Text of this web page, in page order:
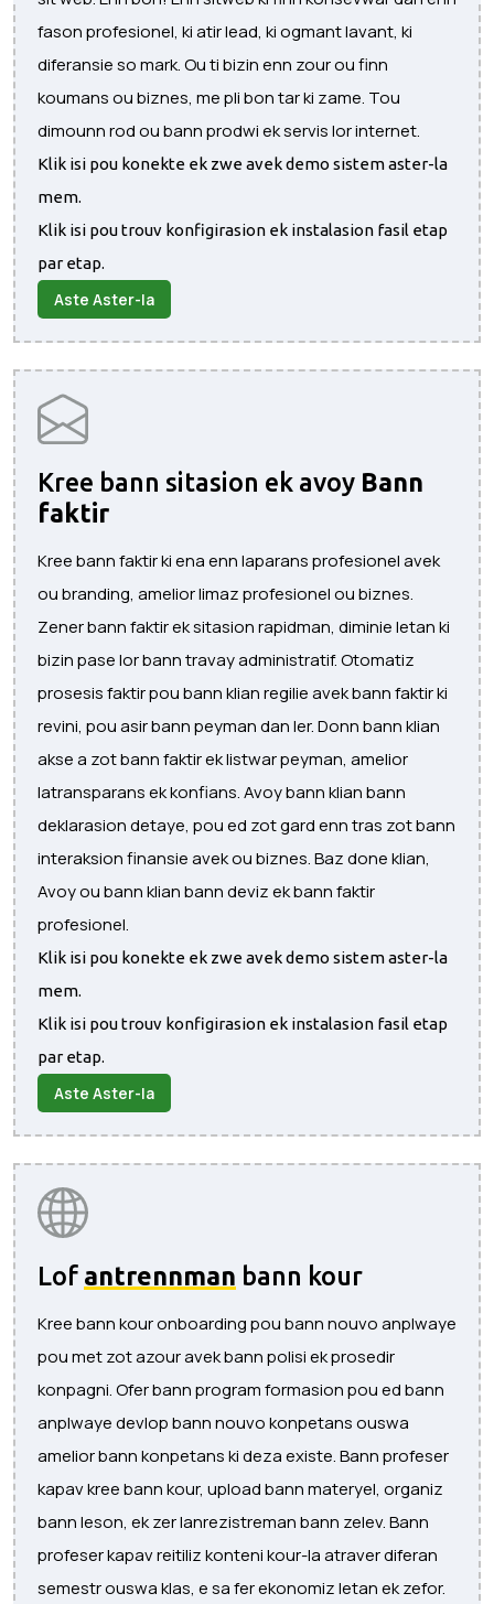
fason profesionel, ki atir lead, ki ogmant lavant, ki
diferansie so mark. Ou ti bizin enn zour ou finn
koumans ou biznes, me pli bon tar ki zame. Tou
dimounn rod ou bann prodwi ek servis lor internet.
Klik isi pou konekte ek zwe avek demo sistem aster-la
mem.
Klik isi pou trouv konfigirasion ek instalasion fasil etap
par etap.
Aste Aster-la
Kree bann sitasion ek avoy Bann
faktir
Kree bann faktir ki ena enn laparans profesionel avek
ou branding, amelior limaz profesionel ou biznes.
Zener bann faktir ek sitasion rapidman, diminie letan ki
bizin pase lor bann travay administratif. Otomatiz
prosesis faktir pou bann klian regilie avek bann faktir ki
revini, pou asir bann peyman dan ler. Donn bann klian
akse a zot bann faktir ek listwar peyman, amelior
latransparans ek konfians. Avoy bann klian bann
deklarasion detaye, pou ed zot gard enn tras zot bann
interaksion finansie avek ou biznes. Baz done klian,
Avoy ou bann klian bann deviz ek bann faktir
profesionel.
Klik isi pou konekte ek zwe avek demo sistem aster-la
mem.
Klik isi pou trouv konfigirasion ek instalasion fasil etap
par etap.
Aste Aster-la
Lof antrennman bann kour
Kree bann kour onboarding pou bann nouvo anplwaye
pou met zot azour avek bann polisi ek prosedir
konpagni. Ofer bann program formasion pou ed bann
anplwaye devlop bann nouvo konpetans ouswa
amelior bann konpetans ki deza existe. Bann profeser
kapav kree bann kour, upload bann materyel, organiz
bann leson, ek zer lanrezistreman bann zelev. Bann
profeser kapav reitiliz konteni kour-la atraver diferan
semestr ouswa klas, e sa fer ekonomiz letan ek zefor.